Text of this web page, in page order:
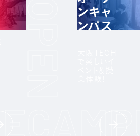
ンキャ
ンパス
で楽しいイ
ベント＆授
業体験!